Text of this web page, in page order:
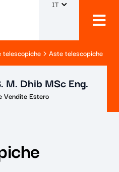
IT
telescopiche Aste telescopiche
M. Dhib MSc Eng.
Vendite Estero